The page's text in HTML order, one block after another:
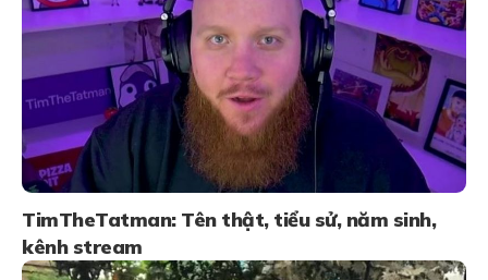
TimTheTatman: Tên thật, tiểu sử, năm sinh,
kênh stream